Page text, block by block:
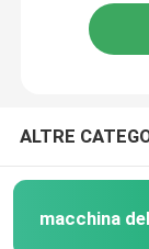
Rilassi la
ALTRE
macchina